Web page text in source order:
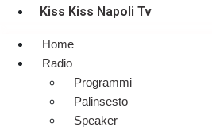
Kiss Kiss Napoli Tv
Home
Radio
Programmi
Palinsesto
Speaker